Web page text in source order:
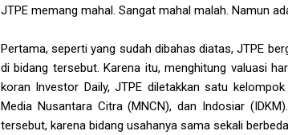
JTPE memang mahal. Sangat mahal malah. Namun
Pertama, seperti yang sudah dibahas diatas, JTPE
di bidang tersebut. Karena itu, menghitung valuasi
koran Investor Daily, JTPE diletakkan satu
Media Nusantara Citra (MNCN), dan Indosiar
tersebut, karena bidang usahanya sama sekali